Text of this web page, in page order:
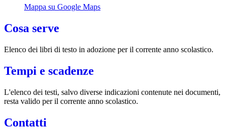
Mappa su Google Maps
Cosa serve
Elenco dei libri di testo in adozione per il corrente anno scolastico.
Tempi e scadenze
L'elenco dei testi, salvo diverse indicazioni contenute nei documenti,
resta valido per il corrente anno scolastico.
Contatti